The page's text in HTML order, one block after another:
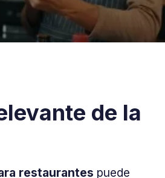
de la
restaurantes puede